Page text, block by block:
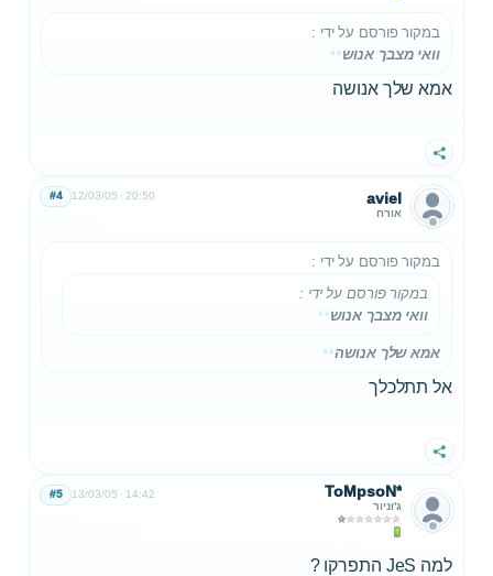
במקור פורסם על ידי :
וואי מצבך אנוש
אמא שלך אנושה
שתף
aviel
אורח
12/03/05 20:50
#4
במקור פורסם על ידי :
במקור פורסם על ידי :
וואי מצבך אנוש
אמא שלך אנושה
אל תתלכלך
שתף
ToMpsoN*
ג'וניור
13/03/05 14:42
#5
למה JeS התפרקו ?